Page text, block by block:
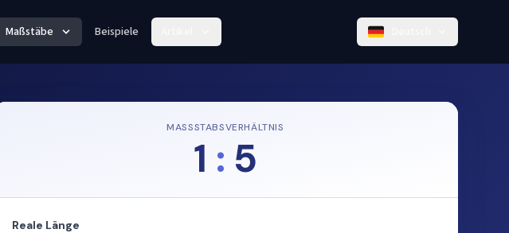
Maßstäbe Beispiele
MASSSTABSVERHÄLTNIS
1 : 5
Reale Länge